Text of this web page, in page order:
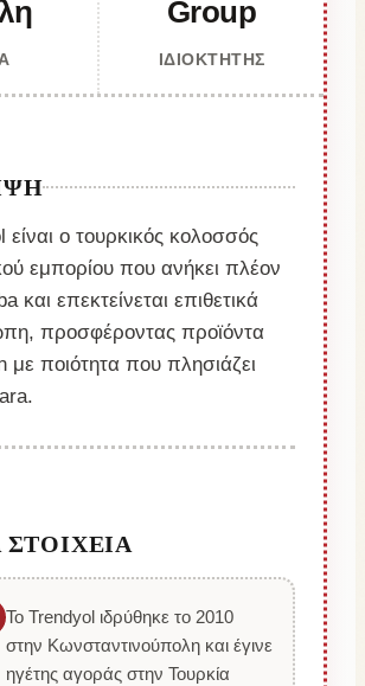
Group
ΙΔΙΟΚΤΉΤΗΣ
είναι ο τουρκικός κολοσσός
εμπορίου που ανήκει πλέον
και επεκτείνεται επιθετικά
προσφέροντας προϊόντα
με ποιότητα που πλησιάζει
Το Trendyol ιδρύθηκε το 2010
στην Κωνσταντινούπολη και έγινε
ηγέτης αγοράς στην Τουρκία